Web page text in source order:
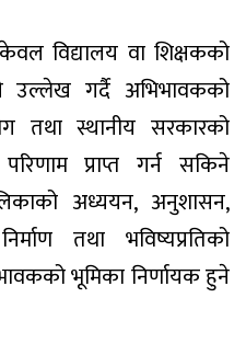
विद्यालय वा शिक्षकको
उल्लेख गर्दै अभिभावकको
तथा स्थानीय सरकारको
परिणाम प्राप्त गर्न सकिने
अध्ययन, अनुशासन,
तथा भविष्यप्रतिको
भूमिका निर्णायक हुने